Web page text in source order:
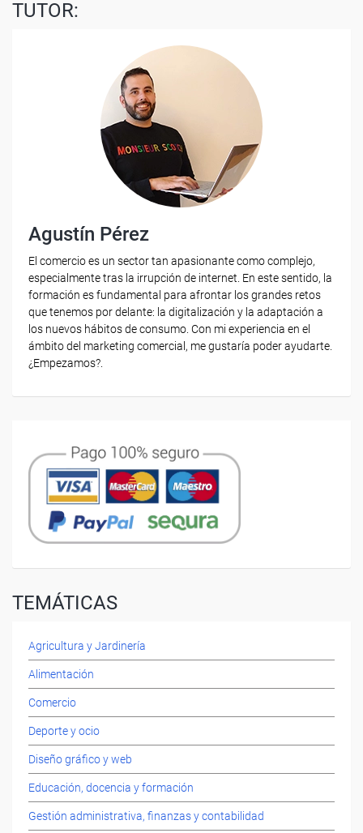
TUTOR:
Agustín Pérez
El comercio es un sector tan apasionante como complejo,
especialmente tras la irrupción de internet. En este sentido, la
formación es fundamental para afrontar los grandes retos
que tenemos por delante: la digitalización y la adaptación a
los nuevos hábitos de consumo. Con mi experiencia en el
ámbito del marketing comercial, me gustaría poder ayudarte.
¿Empezamos?.
TEMÁTICAS
Agricultura y Jardinería
Alimentación
Comercio
Deporte y ocio
Diseño gráfico y web
Educación, docencia y formación
Gestión administrativa, finanzas y contabilidad